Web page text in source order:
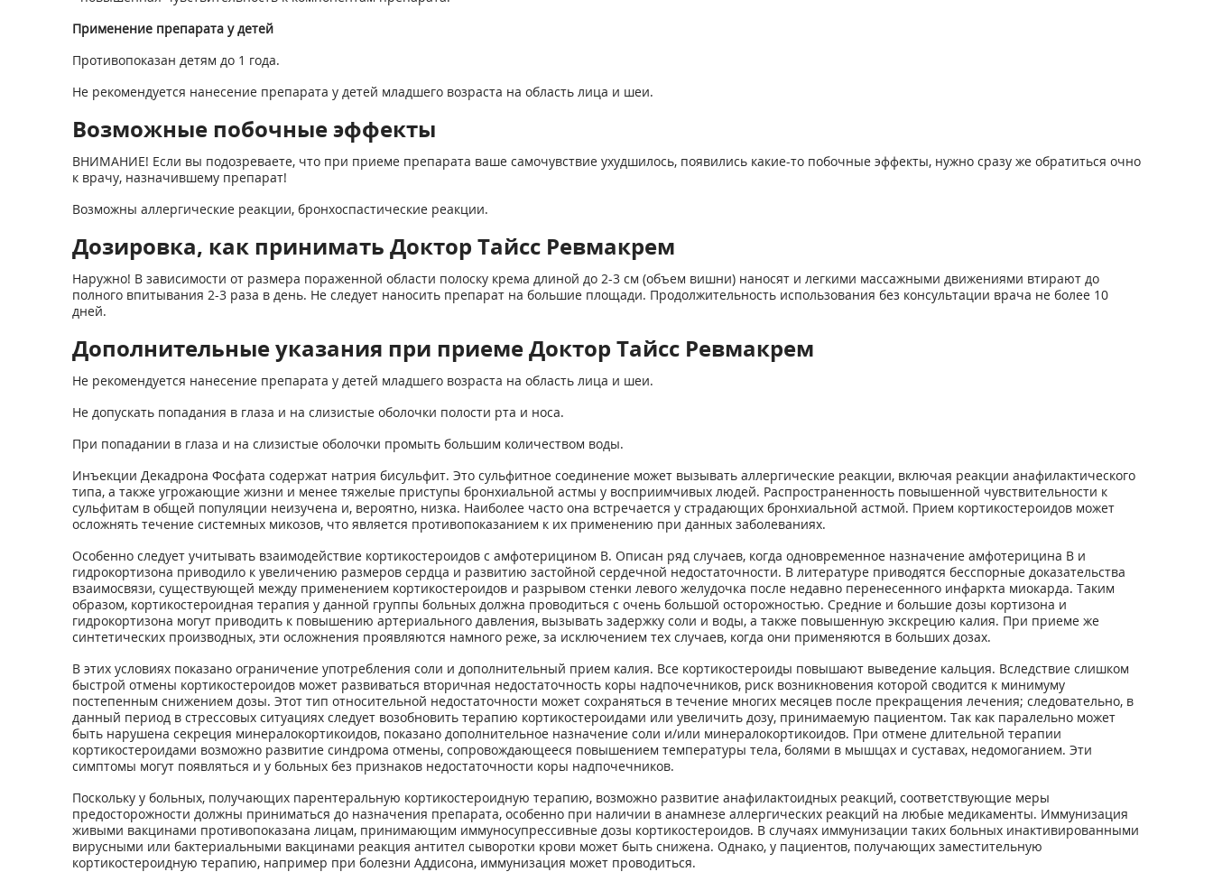
Применение препарата у детей
Противопоказан детям до 1 года.
Не рекомендуется нанесение препарата у детей младшего возраста на область лица и шеи.
Возможные побочные эффекты
ВНИМАНИЕ! Если вы подозреваете, что при приеме препарата ваше самочувствие ухудшилось, появились какие-то побочные эффекты, нужно сразу же обратиться очно
к врачу, назначившему препарат!
Возможны аллергические реакции, бронхоспастические реакции.
Дозировка, как принимать Доктор Тайсс Ревмакрем
Наружно! В зависимости от размера пораженной области полоску крема длиной до 2-3 см (объем вишни) наносят и легкими массажными движениями втирают до
полного впитывания 2-3 раза в день. Не следует наносить препарат на большие площади. Продолжительность использования без консультации врача не более 10
дней.
Дополнительные указания при приеме Доктор Тайсс Ревмакрем
Не рекомендуется нанесение препарата у детей младшего возраста на область лица и шеи.
Не допускать попадания в глаза и на слизистые оболочки полости рта и носа.
При попадании в глаза и на слизистые оболочки промыть большим количеством воды.
Инъекции Декадрона Фосфата содержат натрия бисульфит. Это сульфитное соединение может вызывать аллергические реакции, включая реакции анафилактического
типа, а также угрожающие жизни и менее тяжелые приступы бронхиальной астмы у восприимчивых людей. Распространенность повышенной чувствительности к
сульфитам в общей популяции неизучена и, вероятно, низка. Наиболее часто она встречается у страдающих бронхиальной астмой. Прием кортикостероидов может
осложнять течение системных микозов, что является противопоказанием к их применению при данных заболеваниях.
Особенно следует учитывать взаимодействие кортикостероидов с амфотерицином В. Описан ряд случаев, когда одновременное назначение амфотерицина В и
гидрокортизона приводило к увеличению размеров сердца и развитию застойной сердечной недостаточности. В литературе приводятся бесспорные доказательства
взаимосвязи, существующей между применением кортикостероидов и разрывом стенки левого желудочка после недавно перенесенного инфаркта миокарда. Таким
образом, кортикостероидная терапия у данной группы больных должна проводиться с очень большой осторожностью. Средние и большие дозы кортизона и
гидрокортизона могут приводить к повышению артериального давления, вызывать задержку соли и воды, а также повышенную экскрецию калия. При приеме же
синтетических производных, эти осложнения проявляются намного реже, за исключением тех случаев, когда они применяются в больших дозах.
В этих условиях показано ограничение употребления соли и дополнительный прием калия. Все кортикостероиды повышают выведение кальция. Вследствие слишком
быстрой отмены кортикостероидов может развиваться вторичная недостаточность коры надпочечников, риск возникновения которой сводится к минимуму
постепенным снижением дозы. Этот тип относительной недостаточности может сохраняться в течение многих месяцев после прекращения лечения; следовательно, в
данный период в стрессовых ситуациях следует возобновить терапию кортикостероидами или увеличить дозу, принимаемую пациентом. Так как паралельно может
быть нарушена секреция минералокортикоидов, показано дополнительное назначение соли и/или минералокортикоидов. При отмене длительной терапии
кортикостероидами возможно развитие синдрома отмены, сопровождающееся повышением температуры тела, болями в мышцах и суставах, недомоганием. Эти
симптомы могут появляться и у больных без признаков недостаточности коры надпочечников.
Поскольку у больных, получающих парентеральную кортикостероидную терапию, возможно развитие анафилактоидных реакций, соответствующие меры
предосторожности должны приниматься до назначения препарата, особенно при наличии в анамнезе аллергических реакций на любые медикаменты. Иммунизация
живыми вакцинами противопоказана лицам, принимающим иммуносупрессивные дозы кортикостероидов. В случаях иммунизации таких больных инактивированными
вирусными или бактериальными вакцинами реакция антител сыворотки крови может быть снижена. Однако, у пациентов, получающих заместительную
кортикостероидную терапию, например при болезни Аддисона, иммунизация может проводиться.